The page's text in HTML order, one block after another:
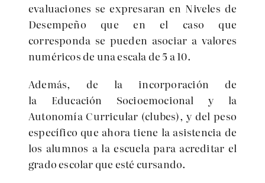
evaluaciones se expresaran en Niveles de
Desempeño que en el caso que
corresponda se pueden asociar a valores
numéricos de una escala de 5 a 10.
Además, de la incorporación de
la Educación Socioemocional y la
Autonomía Curricular (clubes), y del peso
específico que ahora tiene la asistencia de
los alumnos a la escuela para acreditar el
grado escolar que esté cursando.